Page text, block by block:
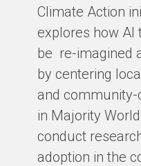
Climate Action
explores how AI
be re-imagined
by centering
and
in Majority
conduct
adoption in the